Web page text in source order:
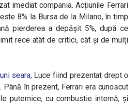
imediat compania. Acțiunile Ferrari
8% la Bursa de la Milano, în timp
pierderea a depășit 5%, după ce
rece atât de critici, cât și de mulți
seara,Luce fiind prezentat drept o
Până în prezent, Ferrari era cunoscut
puternice, cu combustie internă, și